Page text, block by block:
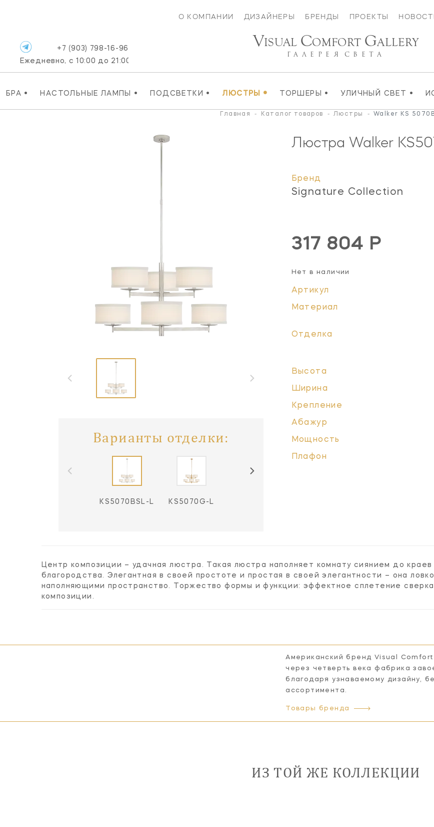
О КОМПАНИИ ДИЗАЙНЕРЫ БРЕНДЫ ПРОЕКТЫ
БРА • НАСТОЛЬНЫЕ ЛАМПЫ • ПОДСВЕТКИ • ЛЮСТРЫ • ТОРШЕРЫ • УЛИЧНЫЙ СВЕТ •
+7 (903) 798-16-96
Ежедневно, с 10:00 до 21:00
VISUAL COMFORT GALLERY
ГАЛЕРЕЯ СВЕТА
Главная - Каталог товаров - Люстры - Walker KS
Варианты отделки:
KS5070BSL-L KS5070G-L
Люстра Walker
Бренд
Signature Collection
317 804 Р
Нет в наличии
Артикул
Материал
Отделка
Высота
Ширина
Крепление
Абажур
Мощность
Плафон
Центр композиции – удачная люстра. Такая люстра наполняет комнату сиянием до
благородства. Элегантная в своей простоте и простая в своей элегантности – она
наполняющими пространство. Торжество формы и функции: эффектное сплетение
композиции.
Американский бренд Visual
через четверть века фабрика
благодаря узнаваемому дизайну,
ассортимента.
Товары бренда
ИЗ ТОЙ ЖЕ КОЛЛЕКЦИИ